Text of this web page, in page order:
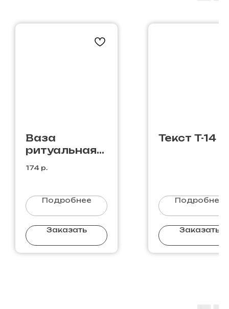
Ваза
ритуальная
№5 / бронза /
27 см-
см
174 р.
Подробнее
Заказать
Текст T-14
Подробнее
Заказать